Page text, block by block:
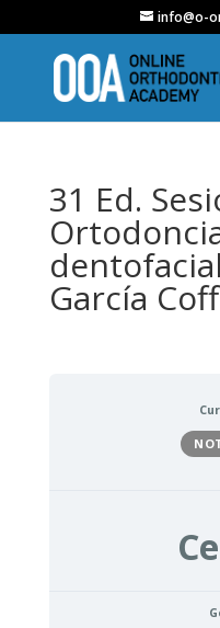
info@o-
31 Ed.
García